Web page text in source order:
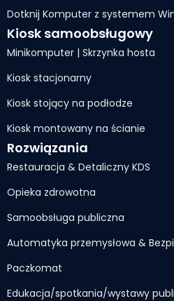
Dotknij Komputer z systemem
Kiosk samoobsługowy
Minikomputer | Skrzynka hosta
Kiosk stacjonarny
Kiosk stojący na podłodze
Kiosk montowany na ścianie
Rozwiązania
Restauracja & Detaliczny KDS
Opieka zdrowotna
Samoobsługa publiczna
Automatyka przemysłowa &
Paczkomat
Edukacja/spotkania/wystawy